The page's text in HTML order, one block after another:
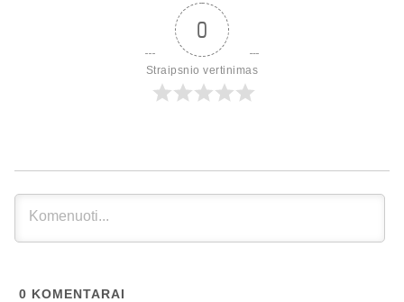
0
Straipsnio vertinimas
0 KOMENTARAI